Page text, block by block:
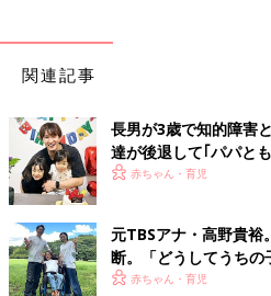
出典：Instagramアカウント「
s.mama_fashionさんがゲットした
が可愛いのはもちろん、首の後ろ
字でメッセージが入っているのも
着にもぴったりなので、1枚はゲッ
◎
色味もデザインも可愛すぎ
ったりなワンピース
関連記事
長男が3歳で知的障害
達が後退して｢パパと
プロバスケ選手･岡田優
赤ちゃん・育児
元TBSアナ・高野貴裕
断。「どうしてうち
らこそ、娘との時間を
赤ちゃん・育児